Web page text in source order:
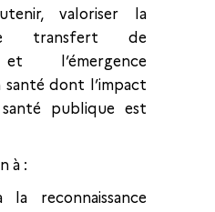
valoriser la
transfert de
l’émergence
santé dont l’impact
publique est
à :
reconnaissance